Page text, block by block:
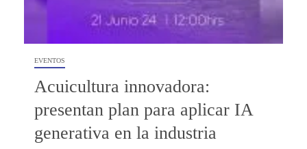
EVENTOS
Acuicultura innovadora:
presentan plan para aplicar IA
generativa en la industria